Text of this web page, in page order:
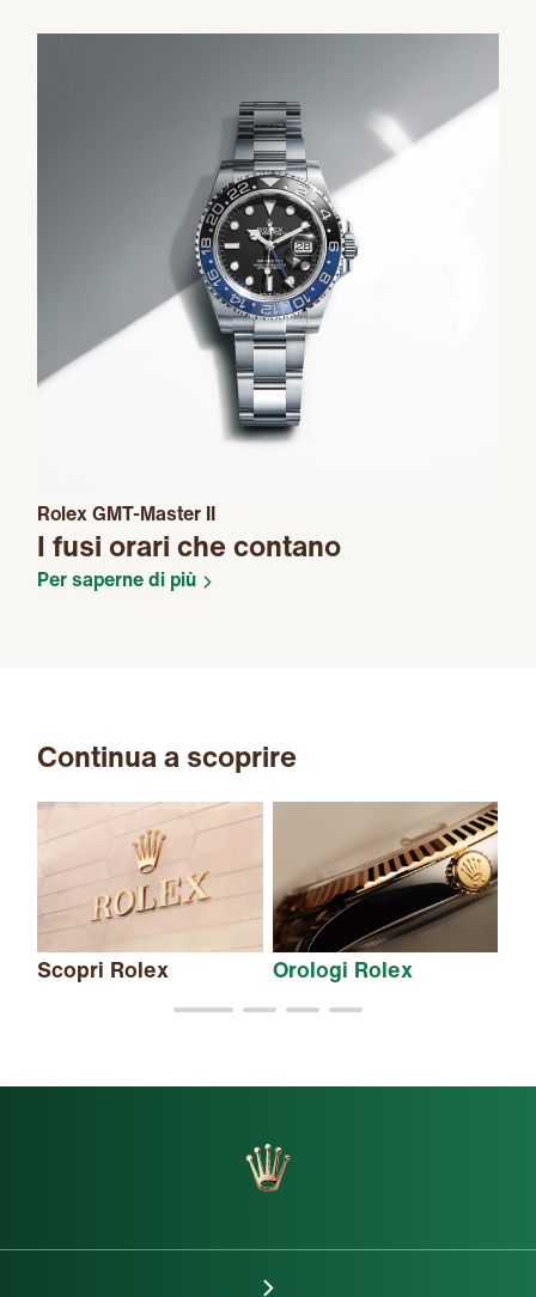
Rolex GMT-Master II
I fusi orari che contano
Per saperne di più
Continua a scoprire
Scopri Rolex Orologi Rolex